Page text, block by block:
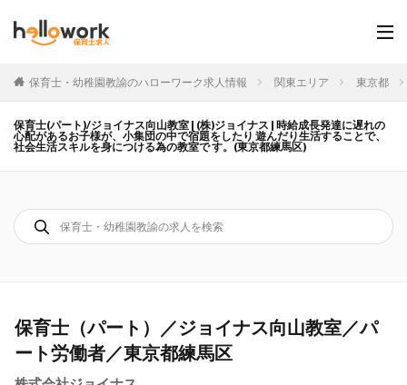
保育士・幼稚園教諭のハローワーク求人情報 関東エリア 東京都
保育士(パート)/ジョイナス向山教室 | (株)ジョイナス | 時給成長発達に遅れの
心配があるお子様が、小集団の中で宿題をしたり 遊んだり生活することで、
社会生活スキルを身につける為の教室で す。(東京都練馬区)
保育士（パート）／ジョイナス向山教室／パ
ート労働者／東京都練馬区